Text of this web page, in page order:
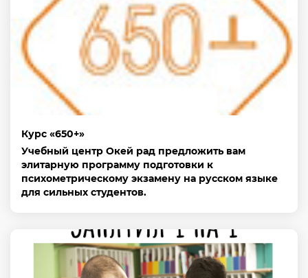
Курс «650+»
Учебный центр Окей рад предложить вам
элитарную программу подготовки к
психометрическому экзамену на русском языке
для сильных студентов.